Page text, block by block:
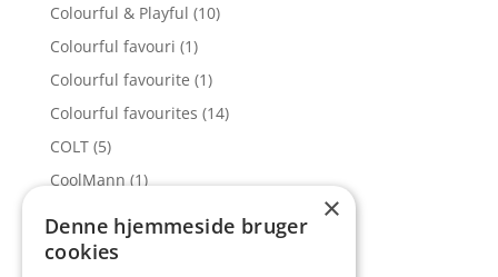
Colourful & Playful (10)
Colourful favouri (1)
Colourful favourite (1)
Colourful favourites (14)
COLT (5)
CoolMann (1)
Corsager & Korsetter
(158)
Corsager&Korsetter
×
Denne hjemmeside bruger
cookies